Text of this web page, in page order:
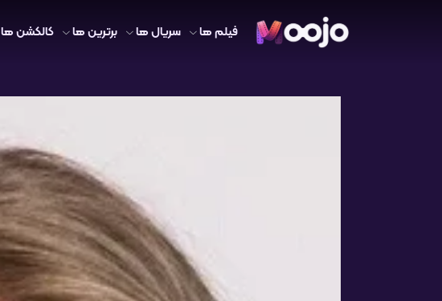
فیلم ها سریال ها برترین ها کالکشن ها